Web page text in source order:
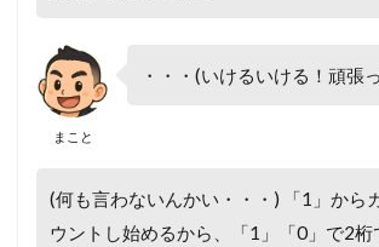
まこと
・・・(いけるいける！頑張
(何も言わないんかい・・・) 「1」から
ウントし始めるから、「1」「0」で2桁